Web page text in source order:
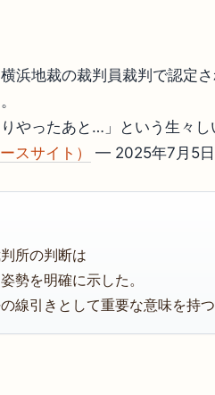
浜地裁の裁判員裁判で認定
やったあと…」という生々
スサイト） — 2025年7月5日
所の判断は
勢を明確に示した。
線引きとして重要な意味を持つ